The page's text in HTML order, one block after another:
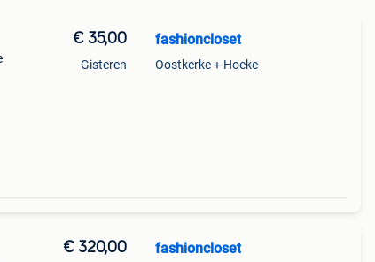
€ 35,00
Gisteren
fashioncloset
Oostkerke + Hoeke
€ 320,00 fashioncloset